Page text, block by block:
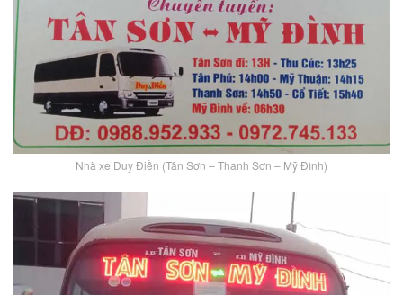
Nhà xe Duy Điền (Tân Sơn – Thanh Sơn – Mỹ Đình)